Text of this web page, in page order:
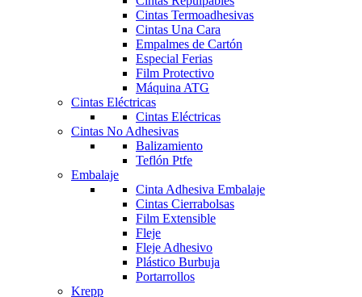
Cintas Termoadhesivas
Cintas Una Cara
Empalmes de Cartón
Especial Ferias
Film Protectivo
Máquina ATG
Cintas Eléctricas
Cintas Eléctricas
Cintas No Adhesivas
Balizamiento
Teflón Ptfe
Embalaje
Cinta Adhesiva Embalaje
Cintas Cierrabolsas
Film Extensible
Fleje
Fleje Adhesivo
Plástico Burbuja
Portarrollos
Krepp